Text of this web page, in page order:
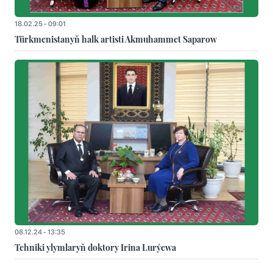
18.02.25 - 09:01
Türkmenistanyň halk artisti Akmuhammet Saparow
08.12.24 - 13:35
Tehniki ylymlaryň doktory Irina Lurýewa